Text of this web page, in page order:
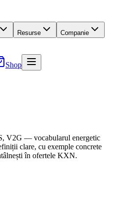
Resurse Companie
Shop
V2G — vocabularul energetic
clare, cu exemple concrete
în ofertele KXN.